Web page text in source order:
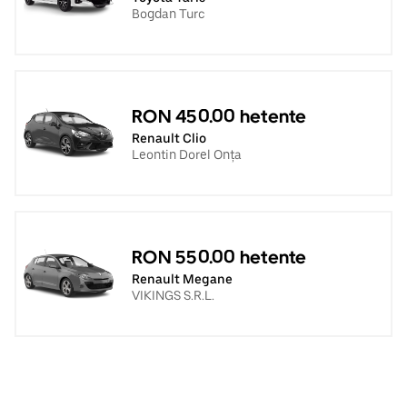
Bogdan Turc
RON 450.00 hetente
Renault Clio
Leontin Dorel Onța
RON 550.00 hetente
Renault Megane
VIKINGS S.R.L.